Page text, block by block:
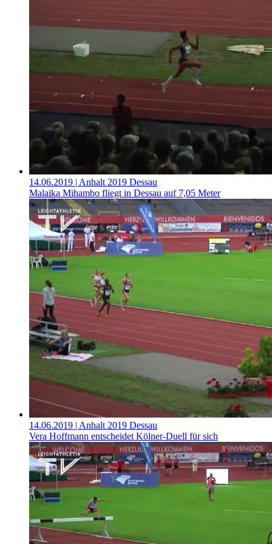
14.06.2019 | Anhalt 2019 Dessau
Malaika Mihambo fliegt in Dessau auf 7,05 Meter
14.06.2019 | Anhalt 2019 Dessau
Vera Hoffmann entscheidet Kölner-Duell für sich